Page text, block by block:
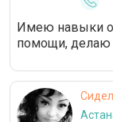
Имею навыки
помощи, делаю